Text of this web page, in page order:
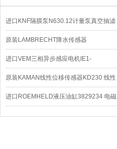
进口KNF隔膜泵N630.12计量泵真空抽滤
泵价格
原装LAMBRECHT降水传感器
00.14575.20气象仪
进口VEM三相异步感应电机IE1-
K21R80G4马达
原装KAMAN线性位移传感器KD230 线性
编码器
进口ROEMHELD液压油缸3829234 电磁
阀定位器